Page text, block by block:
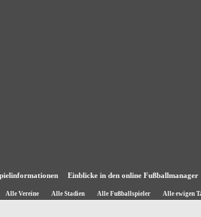
Einblicke in den online Fußballmanager
Alle Vereine Alle Stadien Alle Fußballspieler Alle ewigen